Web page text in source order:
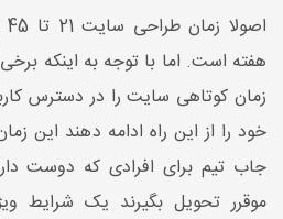
هفته است. اما با توجه به اینکه برخی
زمان کوتاهی سایت را در دسترس
خود را از این راه ادامه دهند این
جاب تیم برای افرادی که دوست
موقرر تحویل بگیرند یک شرایط